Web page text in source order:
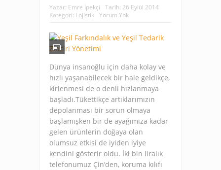
Yazar: Emre İpekçi Tarih: 26 Eylül 2014
Kategori: Lojistik Yorum Yok
Dünya insanoğlu için daha kolay ve
hızlı yaşanabilecek bir hale geldikçe,
kirlenmesi de o denli hızlanmaya
başladı.Tükettikçe artıklarımızın
depolanması bir sorun olmaya
başlamışken bir de ayağımıza kadar
gelen ürünlerin doğaya olan
olumsuz etkisi de iyiden iyiye
kendini gösterir oldu. İki bin liralık
telefonumuz Çin’den, koruma kılıfı